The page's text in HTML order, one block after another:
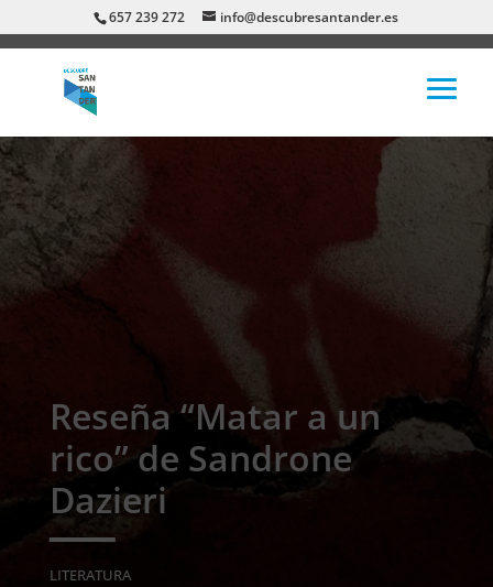
657 239 272 info@descubresantander.es
Reseña “Matar a un
rico” de Sandrone
Dazieri
LITERATURA